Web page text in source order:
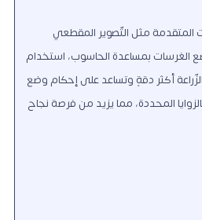
المتقدمة مثل التّصوير المقطعي
بمساعدة الحاسوب، استخدام
أكثر دقةٍ وتساعد على إحكام وضع
المحددة، مما يزيد من فرصة نجاح